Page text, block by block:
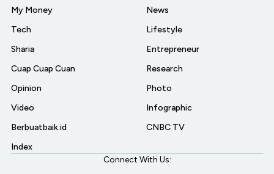
My Money
Tech
Sharia
Cuap Cuap Cuan
Opinion
Video
Berbuatbaik.id
Index
News
Lifestyle
Entrepreneur
Research
Photo
Infographic
CNBC TV
Connect With Us: